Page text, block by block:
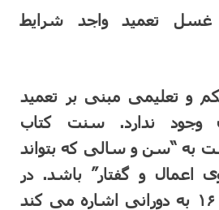
غسل تعمید واجد شرایط
و تعلیمی مبنی بر تعمید
وجود ندارد. سنت کتاب
به “سن و سالی که بتواند
اعمال و گفتار” باشد. در
اشعیاء فصل ۷ آیه ۱۶ به دورانی اشاره می کند